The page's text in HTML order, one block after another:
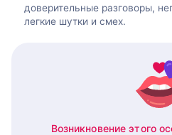
доверительные разговоры,
легкие шутки и смех.
Возникновение этого